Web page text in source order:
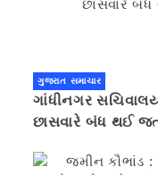
ગુજરાત સમાચાર
ગાંધીનગર
છાસવારે બંધ થઈ